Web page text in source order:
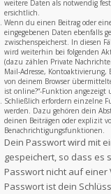
weitere Daten als notwendig
ersichtlich.
Wenn du einen Beitrag oder
eingegebenen Daten ebenfalls
zwischenspeicherst. In diesen
wird weiterhin bei folgenden
(dazu zählen Private
Mail-Adresse, Kontoaktivierung,
von deinem Browser
ist online?“-Funktion
Schließlich erfordern einzelne
werden. Dazu gehören dein
deinen Beiträgen oder explizit
Benachrichtigungsfunktionen.
Dein Passwort wird mit
gespeichert, so dass es
Passwort nicht auf
Passwort ist dein